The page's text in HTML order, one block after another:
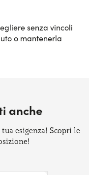
senza vincoli
o mantenerla
anche
esigenza! Scopri le